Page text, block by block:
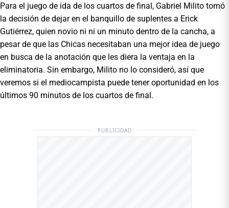
Para el juego de ida de los cuartos de final, Gabriel Milito tomó
la decisión de dejar en el banquillo de suplentes a Erick
Gutiérrez, quien novio ni ni un minuto dentro de la cancha, a
pesar de que las Chicas necesitaban una mejor idea de juego
en busca de la anotación que les diera la ventaja en la
eliminatoria. Sin embargo, Milito no lo consideró, así que
veremos si el mediocampista puede tener oportunidad en los
últimos 90 minutos de los cuartos de final.
PUBLICIDAD